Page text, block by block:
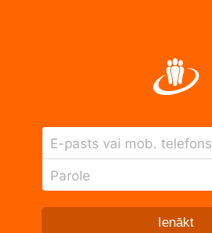
E-pasts vai mob. telefons
Parole
Ienākt